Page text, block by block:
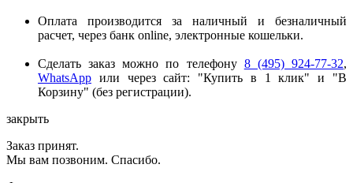
Оплата производится за наличный и безналичный
расчет, через банк online, электронные кошельки.
Сделать заказ можно по телефону 8 (495) 924-77-32,
WhatsApp или через сайт: "Купить в 1 клик" и "В
Корзину" (без регистрации).
закрыть
Заказ принят.
Мы вам позвоним. Спасибо.